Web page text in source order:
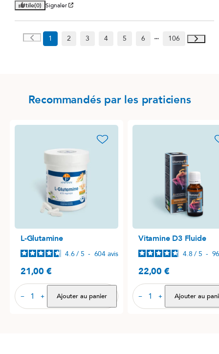
Utile(0) Signaler
1 2 3 4 5 6 106
Recommandés par les praticiens
favorite_border
L-Glutamine
4.6 / 5 - 604 avis
Prix
21,00 €
− + Ajouter au panier
Vitamine D3 Fluide
4.8 / 5 -
Prix
22,00 €
− + Ajouter au